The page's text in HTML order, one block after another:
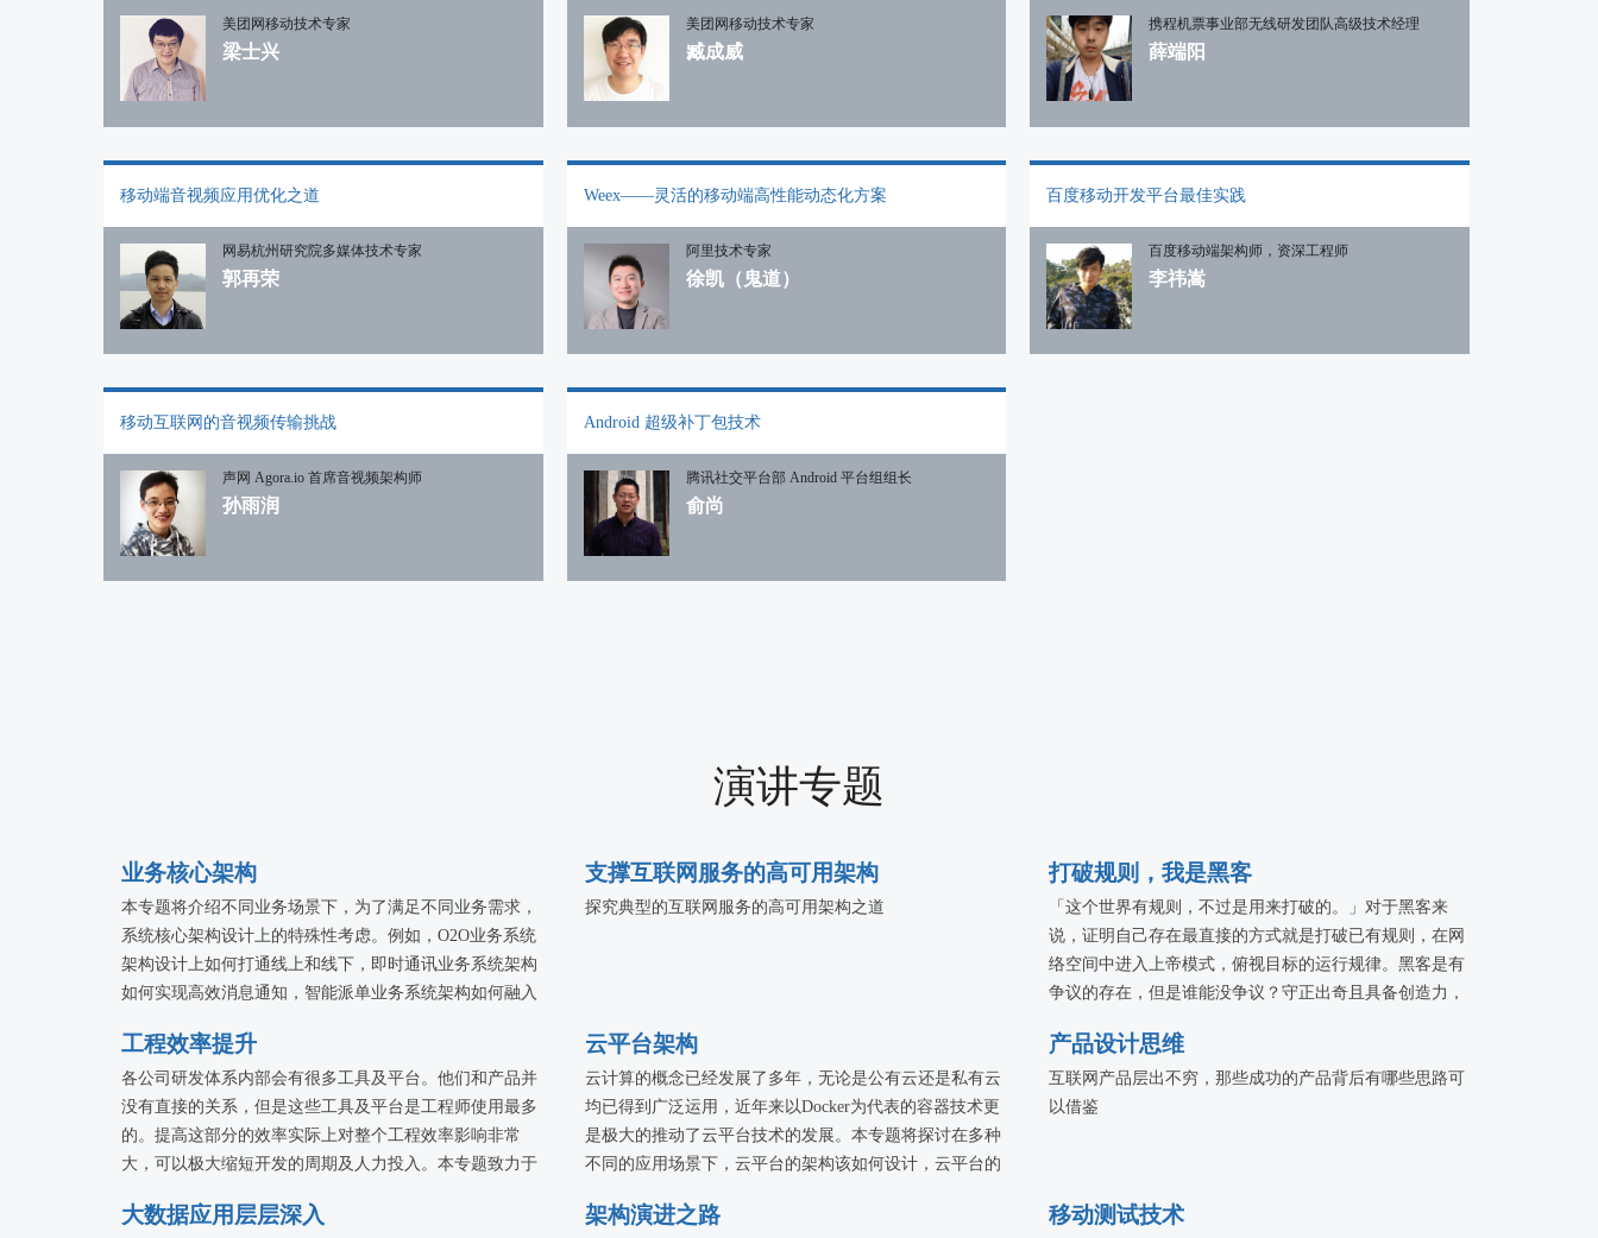
美团网移动技术专家
梁士兴
美团网移动技术专家
臧成威
携程机票事业部无线研发团队高级技术经理
薛端阳
移动端音视频应用优化之道
网易杭州研究院多媒体技术专家
郭再荣
Weex——灵活的移动端高性能动态化方案
阿里技术专家
徐凯（鬼道）
百度移动开发平台最佳实践
百度移动端架构师，资深工程师
李祎嵩
移动互联网的音视频传输挑战
声网 Agora.io 首席音视频架构师
孙雨润
Android 超级补丁包技术
腾讯社交平台部 Android 平台组组长
俞尚
演讲专题
业务核心架构
本专题将介绍不同业务场景下，为了满足不同业务需求，
系统核心架构设计上的特殊性考虑。例如，O2O业务系统
架构设计上如何打通线上和线下，即时通讯业务系统架构
如何实现高效消息通知，智能派单业务系统架构如何融入
务……没有实现不了的业务，只有你意想不到的架构。
工程效率提升
各公司研发体系内部会有很多工具及平台。他们和产品并
没有直接的关系，但是这些工具及平台是工程师使用最多
的。提高这部分的效率实际上对整个工程效率影响非常
大，可以极大缩短开发的周期及人力投入。本专题致力于
路。
大数据应用层层深入
支撑互联网服务的高可用架构
探究典型的互联网服务的高可用架构之道
云平台架构
云计算的概念已经发展了多年，无论是公有云还是私有云
均已得到广泛运用，近年来以Docker为代表的容器技术更
是极大的推动了云平台技术的发展。本专题将探讨在多种
不同的应用场景下，云平台的架构该如何设计，云平台的
架构演进之路
打破规则，我是黑客
「这个世界有规则，不过是用来打破的。」对于黑客来
说，证明自己存在最直接的方式就是打破已有规则，在网
络空间中进入上帝模式，俯视目标的运行规律。黑客是有
争议的存在，但是谁能没争议？守正出奇且具备创造力，
客大会」诸多精彩带上 QCon 大舞台。
产品设计思维
互联网产品层出不穷，那些成功的产品背后有哪些思路可
以借鉴
移动测试技术